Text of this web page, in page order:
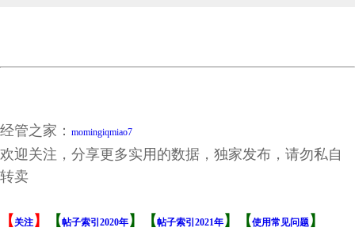
经管之家： momingiqmiao7
欢迎关注，分享更多实用的数据，独家发布，请勿私自
转卖
【 关注 】 【帖子索引2020年 】【帖子索引2021年 】【使用常见问题 】